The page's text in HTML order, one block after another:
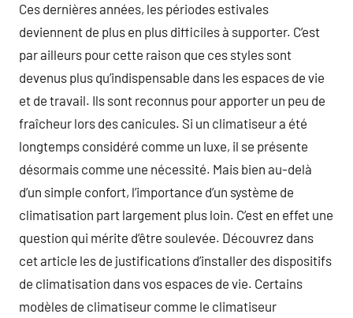
Ces dernières années, les périodes estivales
deviennent de plus en plus difficiles à supporter. C’est
par ailleurs pour cette raison que ces styles sont
devenus plus qu’indispensable dans les espaces de vie
et de travail. Ils sont reconnus pour apporter un peu de
fraîcheur lors des canicules. Si un climatiseur a été
longtemps considéré comme un luxe, il se présente
désormais comme une nécessité. Mais bien au-delà
d’un simple confort, l’importance d’un système de
climatisation part largement plus loin. C’est en effet une
question qui mérite d’être soulevée. Découvrez dans
cet article les de justifications d’installer des dispositifs
de climatisation dans vos espaces de vie. Certains
modèles de climatiseur comme le climatiseur